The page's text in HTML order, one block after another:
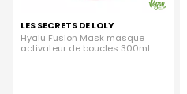
LES SECRETS DE LOLY
Hyalu Fusion Mask masque
activateur de boucles 300ml